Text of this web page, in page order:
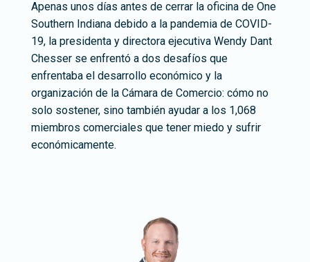
Apenas unos días antes de cerrar la oficina de One
Southern Indiana debido a la pandemia de COVID-
19, la presidenta y directora ejecutiva Wendy Dant
Chesser se enfrentó a dos desafíos que
enfrentaba el desarrollo económico y la
organización de la Cámara de Comercio: cómo no
solo sostener, sino también ayudar a los 1,068
miembros comerciales que tener miedo y sufrir
económicamente.